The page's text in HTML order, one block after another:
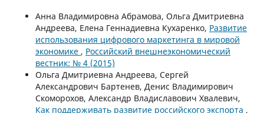
Анна Владимировна Абрамова, Ольга Дмитриевна
Андреева, Елена Геннадиевна Кухаренко, Развитие
использования цифрового маркетинга в мировой
экономике , Российский внешнеэкономический
вестник: № 4 (2015)
Ольга Дмитриевна Андреева, Сергей
Александрович Бартенев, Денис Владимирович
Скоморохов, Александр Владиславович Хвалевич,
Как поддерживать развитие российского экспорта ,